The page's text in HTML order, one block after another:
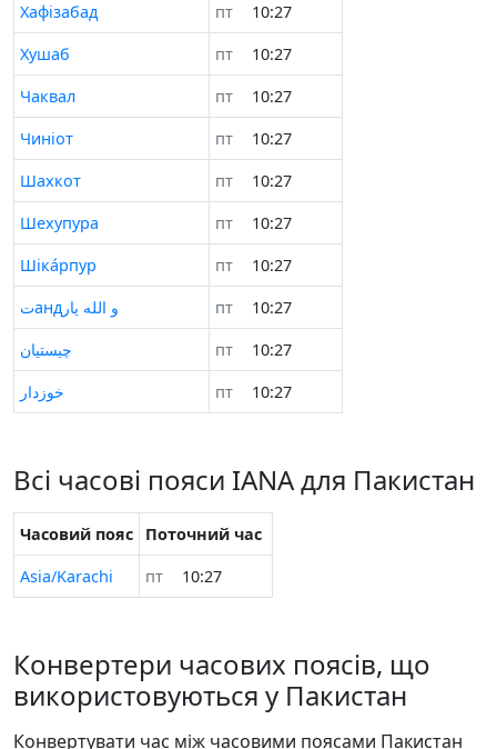
Хафізабад
пт
10:28
Хушаб
пт
10:28
Чаквал
пт
10:28
Чиніот
пт
10:28
Шахкот
пт
10:28
Шехупура
пт
10:28
Шіка́рпур
пт
10:28
تандو الله یار
пт
10:28
چیستیان
пт
10:28
خوزدار
пт 10:28
Всі часові пояси IANA для Пакистан
Часовий пояс
Поточний час
Asia/Karachi
пт 10:28
Конвертери часових поясів, що
використовуються у Пакистан
Конвертувати час між часовими поясами Пакистан